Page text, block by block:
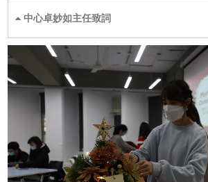
中心卓妙如主任致詞